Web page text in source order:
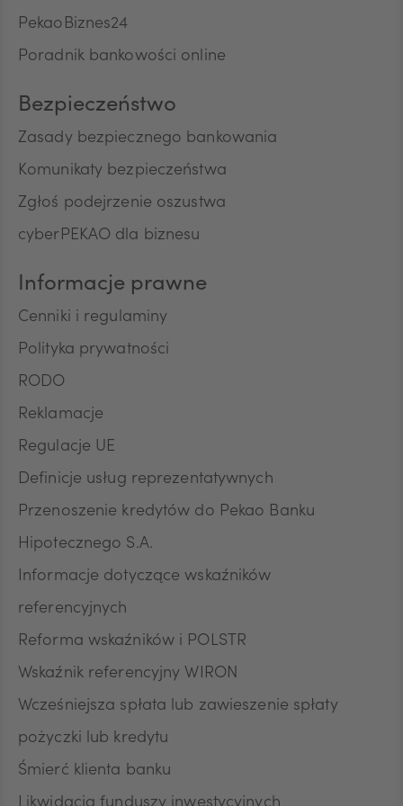
przez Bank w rozmowach telefonicznych informacji
przez Bank automatycznych systemów
Na podstawie niniejszej zgody mogą być
Pana/Pani danych osobowych: identyfikacyjne,
poziomu wykształcenia oraz posiadanych
produktów finansowych. Niniejszą zgodę składam
poinformowany/a/ o prawie do jej wycofania w
wycofanie zgody nie wpływa na zgodność z
prawem przetwarzania, którego dokonano na
podstawie zgody przed jej wycofaniem.
PekaoBiznes24
Poradnik bankowości online
Bezpieczeństwo
Zasady bezpiecznego bankowania
Komunikaty bezpieczeństwa
Zgłoś podejrzenie oszustwa
cyberPEKAO dla biznesu
Informacje prawne
Cenniki i regulaminy
Polityka prywatności
RODO
Reklamacje
Regulacje UE
Definicje usług reprezentatywnych
Przenoszenie kredytów do Pekao Banku
Hipotecznego S.A.
Informacje dotyczące wskaźników
referencyjnych
Reforma wskaźników i POLSTR
Wskaźnik referencyjny WIRON
Wcześniejsza spłata lub zawieszenie spłaty
pożyczki lub kredytu
Śmierć klienta banku